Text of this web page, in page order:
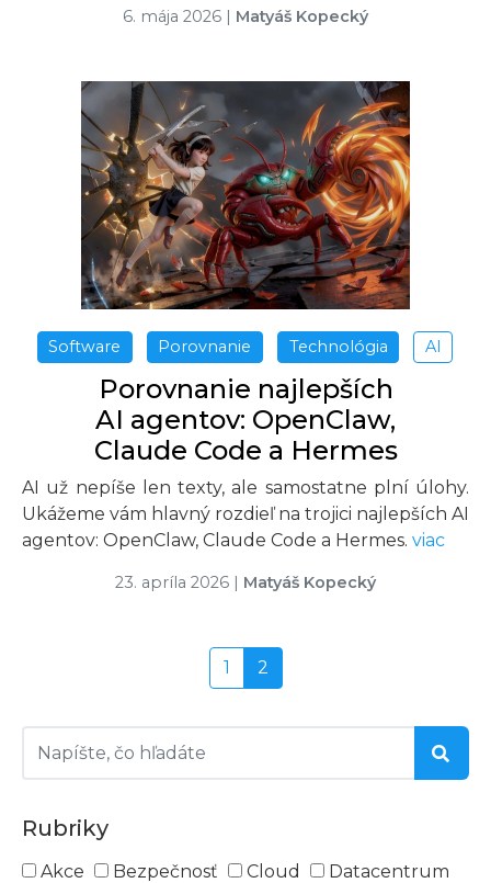
Rubriky
Akce Bezpečnosť Cloud
Datacentrum
6. mája 2026 | Matyáš Kopecký
Software Porovnanie Technológia AI
Porovnanie najlepších
AI agentov: OpenClaw,
Claude Code a Hermes
AI už nepíše len texty, ale samostatne plní úlohy.
Ukážeme vám hlavný rozdieľ na trojici najlepších AI
agentov: OpenClaw, Claude Code a Hermes. viac
23. apríla 2026 | Matyáš Kopecký
1 2